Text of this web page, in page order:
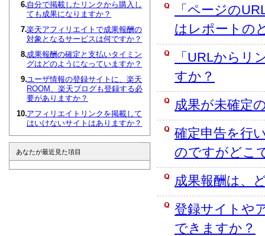
「ページの
はレポートの
「URLからリ
すか？
成果が未確定
確定申告を行
のですがどこ
成果報酬は、
登録サイトや
できますか？
自分で掲載したリンクから購入し
ても成果になりますか？
楽天アフィリエイトで成果報酬の
対象となるサービスは何ですか？
成果報酬の確定と支払いタイミン
グはどのようになっていますか？
ユーザ情報の登録サイトに、楽天
ROOM、楽天ブログも登録する必
要がありますか？
アフィリエイトリンクを掲載して
はいけないサイトはありますか？
あなたが最近見た項目